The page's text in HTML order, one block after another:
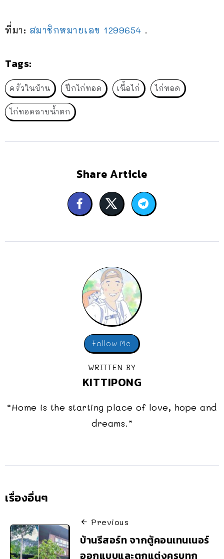
ที่มา: สมาชิกหมายเลข 1299654 .
Tags:
ครัวในบ้าน ปีกไก่ทอด เนื้อไก่ ไก่ทอด
ไก่ทอดลาบน้ำตก
Share Article
Follow Me
WRITTEN BY
KITTIPONG
“Home is the starting place of love, hope and
dreams.”
เรื่องอื่นๆ
Previous
บ้านรีสอร์ท จากตู้คอนเทนเนอร์
ออกแบบและตกแต่งครบทุก